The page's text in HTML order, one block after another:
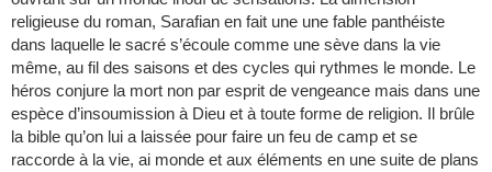
religieuse du roman, Sarafian en fait une une fable panthéiste
dans laquelle le sacré s’écoule comme une sève dans la vie
même, au fil des saisons et des cycles qui rythmes le monde. Le
héros conjure la mort non par esprit de vengeance mais dans une
espèce d’insoumission à Dieu et à toute forme de religion. Il brûle
la bible qu’on lui a laissée pour faire un feu de camp et se
raccorde à la vie, ai monde et aux éléments en une suite de plans